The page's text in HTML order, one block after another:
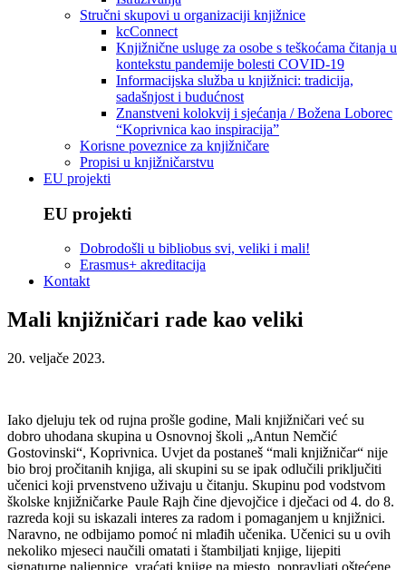
Stručni skupovi u organizaciji knjižnice
kcConnect
Knjižnične usluge za osobe s teškoćama čitanja u
kontekstu pandemije bolesti COVID-19
Informacijska služba u knjižnici: tradicija,
sadašnjost i budućnost
Znanstveni kolokvij i sjećanja / Božena Loborec
“Koprivnica kao inspiracija”
Korisne poveznice za knjižničare
Propisi u knjižničarstvu
EU projekti
EU projekti
Dobrodošli u bibliobus svi, veliki i mali!
Erasmus+ akreditacija
Kontakt
Mali knjižničari rade kao veliki
20. veljače 2023.
Iako djeluju tek od rujna prošle godine, Mali knjižničari već su
dobro uhodana skupina u Osnovnoj školi „Antun Nemčić
Gostovinski“, Koprivnica. Uvjet da postaneš “mali knjižničar“ nije
bio broj pročitanih knjiga, ali skupini su se ipak odlučili priključiti
učenici koji prvenstveno uživaju u čitanju. Skupinu pod vodstvom
školske knjižničarke Paule Rajh čine djevojčice i dječaci od 4. do 8.
razreda koji su iskazali interes za radom i pomaganjem u knjižnici.
Naravno, ne odbijamo pomoć ni mlađih učenika. Učenici su u ovih
nekoliko mjeseci naučili omatati i štambiljati knjige, lijepiti